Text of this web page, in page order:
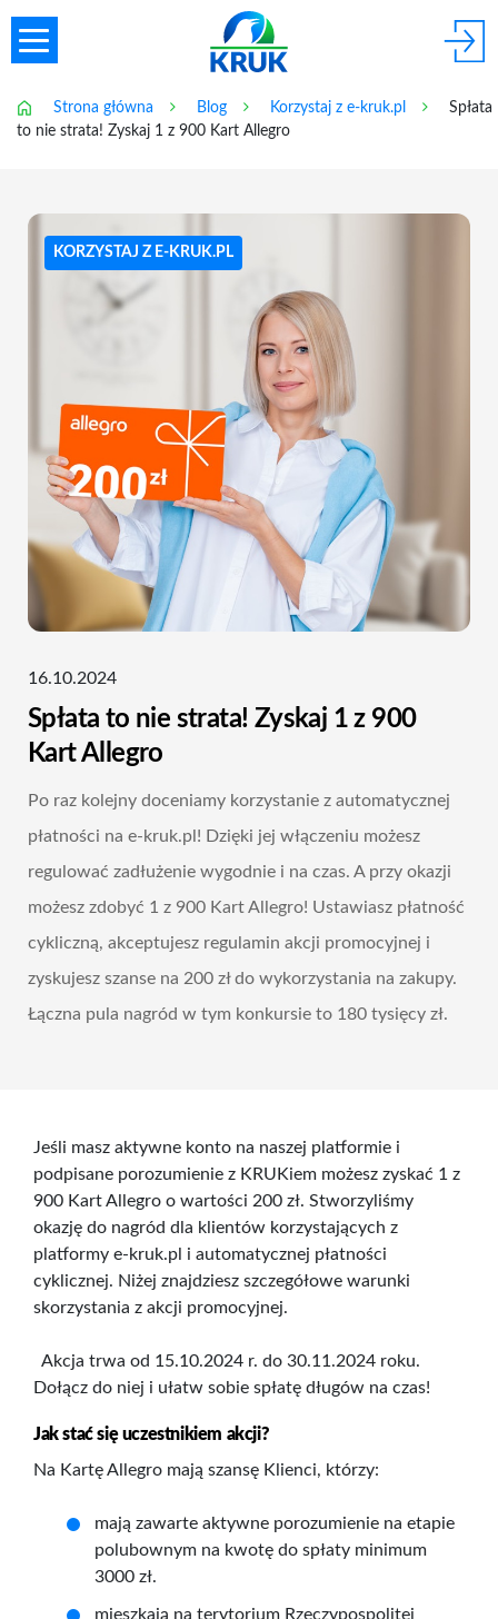
Strona główna Blog Korzystaj z e-kruk.pl
Spłata
to nie strata! Zyskaj 1 z 900 Kart Allegro
KORZYSTAJ Z E-KRUK.PL
16.10.2024
Spłata to nie strata! Zyskaj 1 z 900
Kart Allegro
Po raz kolejny doceniamy korzystanie z automatycznej
płatności na e-kruk.pl! Dzięki jej włączeniu możesz
regulować zadłużenie wygodnie i na czas. A przy okazji
możesz zdobyć 1 z 900 Kart Allegro! Ustawiasz płatność
cykliczną, akceptujesz regulamin akcji promocyjnej i
zyskujesz szanse na 200 zł do wykorzystania na zakupy.
Łączna pula nagród w tym konkursie to 180 tysięcy zł.
Jeśli masz aktywne konto na naszej platformie i
podpisane porozumienie z KRUKiem możesz zyskać 1 z
900 Kart Allegro o wartości 200 zł. Stworzyliśmy
okazję do nagród dla klientów korzystających z
platformy e-kruk.pl i automatycznej płatności
cyklicznej. Niżej znajdziesz szczegółowe warunki
skorzystania z akcji promocyjnej.
Akcja trwa od 15.10.2024 r. do 30.11.2024 roku.
Dołącz do niej i ułatw sobie spłatę długów na czas!
Jak stać się uczestnikiem akcji?
Na Kartę Allegro mają szansę Klienci, którzy:
mają zawarte aktywne porozumienie na etapie
polubownym na kwotę do spłaty minimum
3000 zł.
mieszkają na terytorium Rzeczypospolitej